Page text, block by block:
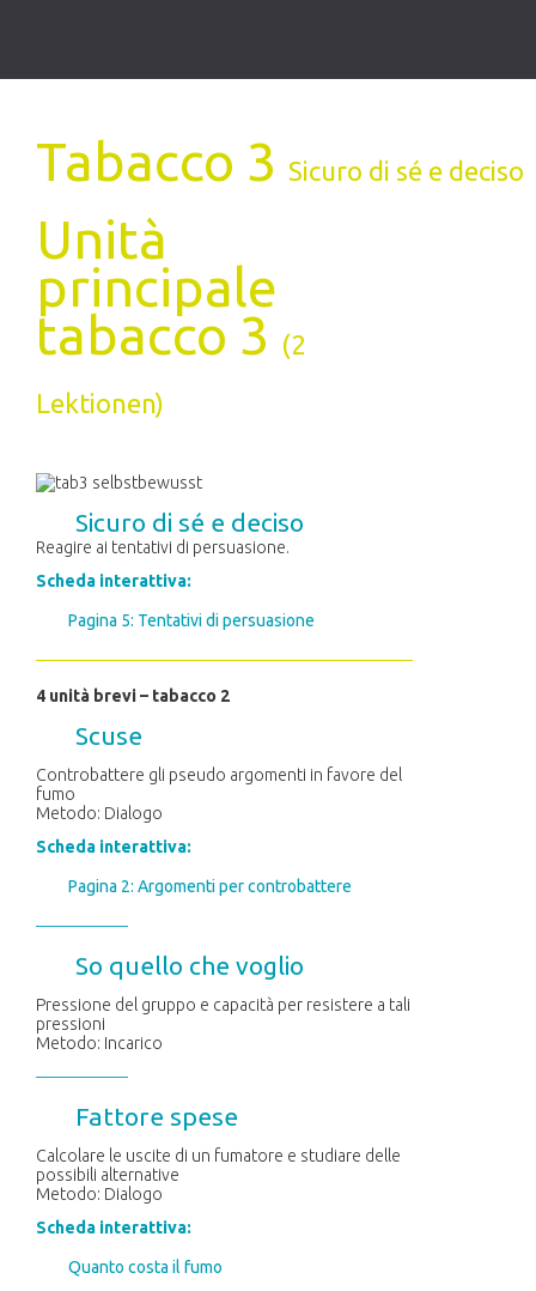
Tabacco 3 Sicuro di sé e deciso
Unità
principale
tabacco 3 (2
Lektionen)
Sicuro di sé e deciso
Reagire ai tentativi di persuasione.
Scheda interattiva:
Pagina 5: Tentativi di persuasione
4 unità brevi – tabacco 2
Scuse
Controbattere gli pseudo argomenti in favore del
fumo
Metodo: Dialogo
Scheda interattiva:
Pagina 2: Argomenti per controbattere
–––––––––––
So quello che voglio
Pressione del gruppo e capacità per resistere a tali
pressioni
Metodo: Incarico
–––––––––––
Fattore spese
Calcolare le uscite di un fumatore e studiare delle
possibili alternative
Metodo: Dialogo
Scheda interattiva:
Quanto costa il fumo